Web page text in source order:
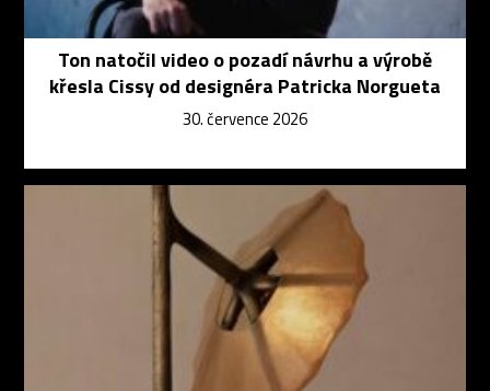
Ton natočil video o pozadí návrhu a výrobě
křesla Cissy od designéra Patricka Norgueta
30. července 2026